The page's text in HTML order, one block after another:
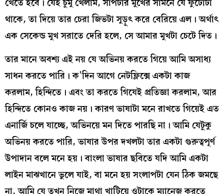
থাকে, তা দিয়ে তার চেরা জিভটা সুড়ুৎ করে বেরিয়ে এল। অর্থাৎ
এক সেকেন্ড মুখ সরাতে দেরি হলে, সে আমার মুখটা চেটে দিত।
তার মানে অবশ্য এই নয় যে অভিনয় করতে গিয়ে আমি অসাধ্য
সাধন করতে পারি। ক’দিন আগে নেটফ্লিক্সে একটা কাজ
করলাম, হিন্দিতে। এবং তা করতে গিযেই প্রতিজ্ঞা করলাম, আর
হিন্দিতে কোনও কাজ নয়। কারণ ভাষাটা মনে রাখতে গিয়েই এত
এনার্জি চলে যাচ্ছে, অভিনয়ে মন দিতে পারছি না। আমি যেটুকু
অভিনয় করতে পারি, ভাষার উপর দখলটা তার একটা গুরুত্বপূর্ণ
উপাদান বলে মনে হয়। বাংলা ভাষার ছবিতে যদি আমি একটা
লাইন মাঝখানে ভুলে যাই, বা মনে হয় সংলাপটা যেন ঠিক জমছে